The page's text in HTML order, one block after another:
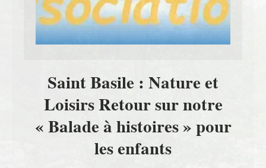
Saint Basile : Nature et
Loisirs Retour sur notre
« Balade à histoires » pour
les enfants